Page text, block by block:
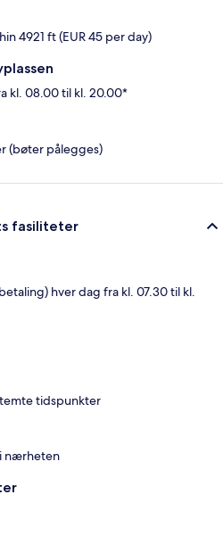
4921 ft (EUR 45 per day)
kl. 08.00 til kl. 20.00*
(bøter pålegges)
fasiliteter
hver dag fra kl. 07.30 til kl.
tidspunkter
nærheten